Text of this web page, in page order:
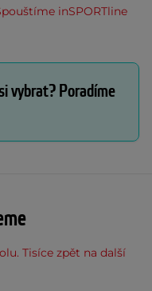
inSPORTline
vybrat? Poradíme
Tisíce zpět na další